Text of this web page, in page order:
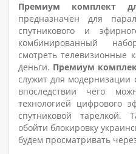
Премиум комплект
предназначен для
спутникового и
комбинированный
смотреть телевизионные
деньги. Премиум
служит для модернизации
впоследствии чего
технологией цифрового
спутниковой тарелкой.
обойти блокировку
будем просматривать